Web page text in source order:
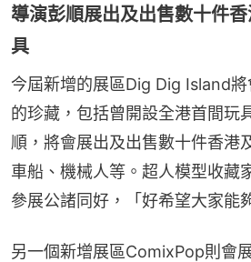
導演彭順展出及出售數十件
具
今屆新增的展區Dig Dig Island
的珍藏，包括曾開設全港首間玩
順，將會展出及出售數十件香港
車船、機械人等。超人模型收藏
參展公諸同好，「好希望大家能
另一個新增展區ComixPop則會